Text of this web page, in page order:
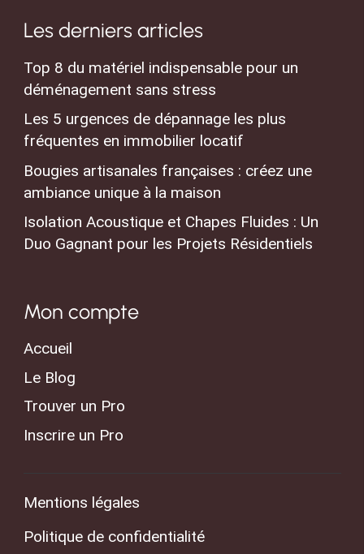
Les derniers articles
Top 8 du matériel indispensable pour un
déménagement sans stress
Les 5 urgences de dépannage les plus
fréquentes en immobilier locatif
Bougies artisanales françaises : créez une
ambiance unique à la maison
Isolation Acoustique et Chapes Fluides : Un
Duo Gagnant pour les Projets Résidentiels
Mon compte
Accueil
Le Blog
Trouver un Pro
Inscrire un Pro
Mentions légales
Politique de confidentialité